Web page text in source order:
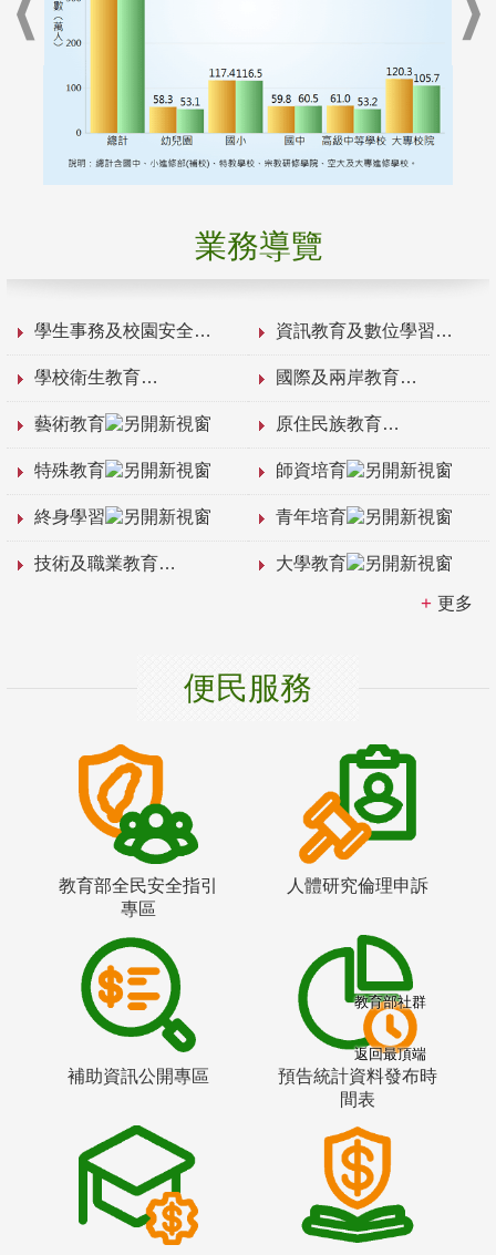
業務導覽
學生事務及校園安全 資訊教育及數位學習
學校衛生教育 國際及兩岸教育
藝術教育 原住民族教育
特殊教育 師資培育
終身學習 青年培育
技術及職業教育 大學教育
更多
便民服務
教育部全民安全指引
專區
人體研究倫理申訴
補助資訊公開專區
預告統計資料發布時
間表
教育部社群
返回最頂端